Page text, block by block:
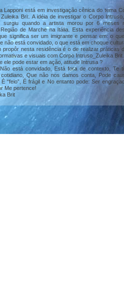
Lapponi está em investigação cênica do tema
Brit. A idéia de investigar o Corpo
surgiu quando a artista morou por 6 meses
de Marche na Itália. Esta experiência
significa ser um imigrante e pensar em: o
não está convidado, o que está em choque
propôr nesta residência é o de realizar práticas
e visuais com Corpo Intruso_Zuleika
ele pode estar em ação, atitude Intrusa ?
está convidado, Está fora de contexto, Te
Que não nos damos conta, Pode
“feio”, É frágil e No entanto pode: Ser
Me pertence!
Brit